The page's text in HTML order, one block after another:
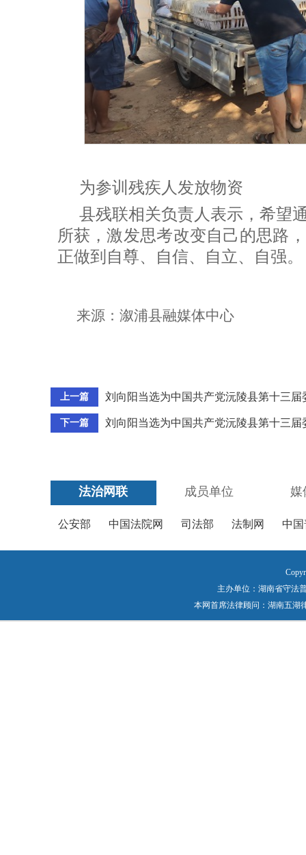
为参训残疾人发放物资
县残联相关负责人表示，希望
所获，激发思考改变自己的思路
正做到自尊、自信、自立、自强。
来源：溆浦县融媒体中心
上一篇 刘向阳当选为中国共产党沅陵县第十三届
下一篇 刘向阳当选为中国共产党沅陵县第十三届
法治网联 成员单位 媒
公安部 中国法院网 司法部 法制网 中
主办单位：湖南省守法
本网首席法律顾问：湖南五湖